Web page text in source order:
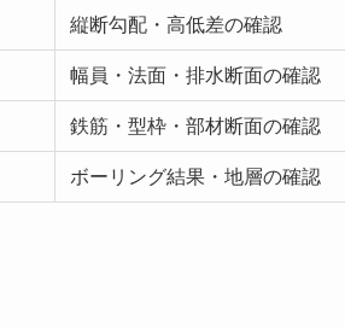
縦断勾配・高低差の確認
幅員・法面・排水断面の確認
鉄筋・型枠・部材断面の確認
ボーリング結果・地層の確認